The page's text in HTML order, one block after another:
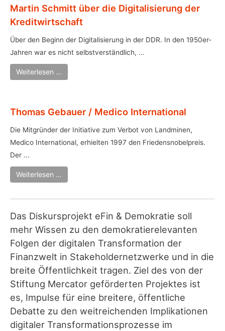
Martin Schmitt über die Digitalisierung der
Kreditwirtschaft
Über den Beginn der Digitalisierung in der DDR. In den 1950er-
Jahren war es nicht selbstverständlich, ...
Weiterlesen …
Thomas Gebauer / Medico International
Die Mitgründer der Initiative zum Verbot von Landminen,
Medico International, erhielten 1997 den Friedensnobelpreis.
Der ...
Weiterlesen …
Das Diskursprojekt eFin & Demokratie soll
mehr Wissen zu den demokratierelevanten
Folgen der digitalen Transformation der
Finanzwelt in Stakeholdernetzwerke und in die
breite Öffentlichkeit tragen. Ziel des von der
Stiftung Mercator geförderten Projektes ist
es, Impulse für eine breitere, öffentliche
Debatte zu den weitreichenden Implikationen
digitaler Transformationsprozesse im